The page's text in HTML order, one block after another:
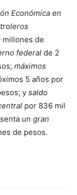
Económica en
de
federal de 2
máximos
5 años por
y saldo
por 836 mil
un gran
de pesos.